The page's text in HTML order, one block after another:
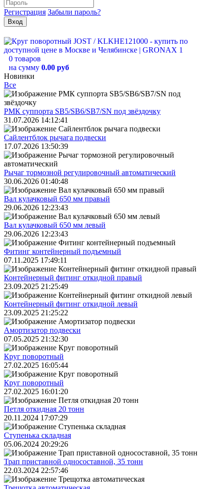
Регистрация Забыли пароль?
0 товаров
на сумму 0.00 руб
Новинки
Все
РМК суппорта SB5/SB6/SB7/SN под звёздочку
31.07.2026 14:12:41
Сайлентблок рычага подвески
17.07.2026 13:50:39
Рычаг тормозной регулировочный автоматический
30.06.2026 01:40:48
Вал кулачковый 650 мм правый
29.06.2026 12:23:43
Вал кулачковый 650 мм левый
29.06.2026 12:23:43
Фитинг контейнерный подъемный
07.11.2025 17:49:11
Контейнерный фитинг откидной правый
23.09.2025 21:25:49
Контейнерный фитинг откидной левый
23.09.2025 21:25:22
Амортизатор подвески
07.05.2025 21:32:30
Круг поворотный
27.02.2025 16:05:44
Круг поворотный
27.02.2025 16:01:20
Петля откидная 20 тонн
20.11.2024 17:07:29
Ступенька складная
05.06.2024 20:29:26
Трап приставной односоставной, 35 тонн
22.03.2024 22:57:46